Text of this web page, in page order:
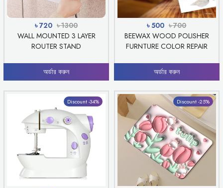
৳ 720 ৳ 1300
WALL MOUNTED 3 LAYER
ROUTER STAND
অর্ডার করুন
৳ 500 ৳ 700
BEEWAX WOOD POLISHER
FURNTURE COLOR REPAIR
অর্ডার করুন
Discount -34% Discount -25%